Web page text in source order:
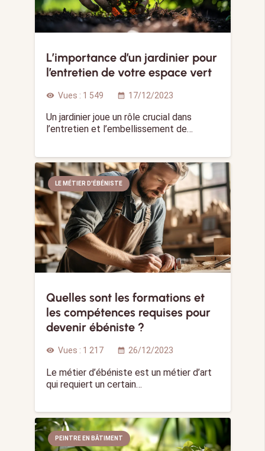
L’importance d’un jardinier pour
l’entretien de votre espace vert
visibility Vues : 1 549 calendar_month 17/12/2023
Un jardinier joue un rôle crucial dans
l’entretien et l’embellissement de…
LE MÉTIER D'ÉBÉNISTE
Quelles sont les formations et
les compétences requises pour
devenir ébéniste ?
visibility Vues : 1 217 calendar_month 26/12/2023
Le métier d’ébéniste est un métier d’art
qui requiert un certain…
PEINTRE EN BÂTIMENT